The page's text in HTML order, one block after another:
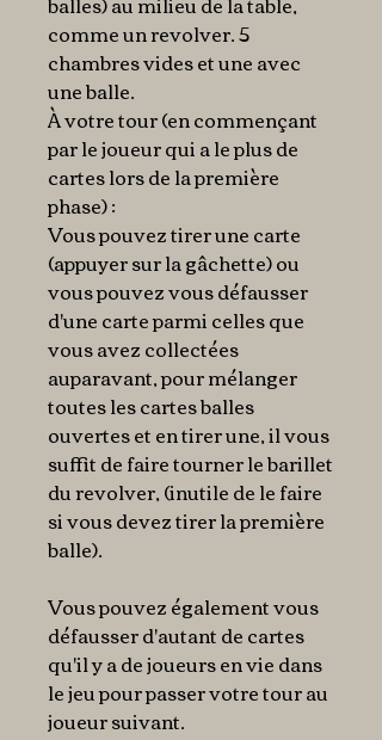
comme un revolver. 5
chambres vides et une avec
une balle.
À votre tour (en commençant
par le joueur qui a le plus de
cartes lors de la première
phase) :
Vous pouvez tirer une carte
(appuyer sur la gâchette) ou
vous pouvez vous défausser
d'une carte parmi celles que
vous avez collectées
auparavant, pour mélanger
toutes les cartes balles
ouvertes et en tirer une, il vous
suffit de faire tourner le barillet
du revolver, (inutile de le faire
si vous devez tirer la première
balle).
Vous pouvez également vous
défausser d'autant de cartes
qu'il y a de joueurs en vie dans
le jeu pour passer votre tour au
joueur suivant.